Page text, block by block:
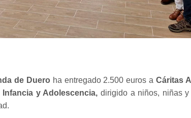
de Duero ha entregado 2.500 euros a Cáritas
Infancia y Adolescencia, dirigido a niños, niñas